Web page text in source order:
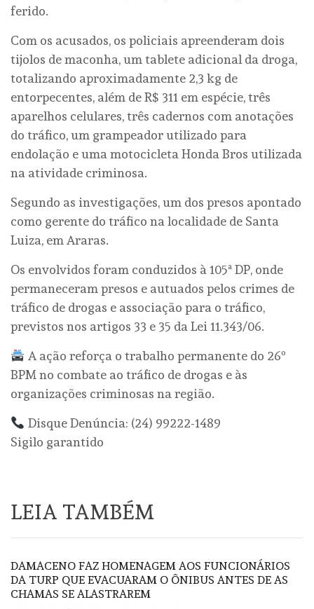
ferido.
Com os acusados, os policiais apreenderam dois
tijolos de maconha, um tablete adicional da droga,
totalizando aproximadamente 2,3 kg de
entorpecentes, além de R$ 311 em espécie, três
aparelhos celulares, três cadernos com anotações
do tráfico, um grampeador utilizado para
endolação e uma motocicleta Honda Bros utilizada
na atividade criminosa.
Segundo as investigações, um dos presos apontado
como gerente do tráfico na localidade de Santa
Luiza, em Araras.
Os envolvidos foram conduzidos à 105ª DP, onde
permaneceram presos e autuados pelos crimes de
tráfico de drogas e associação para o tráfico,
previstos nos artigos 33 e 35 da Lei 11.343/06.
A ação reforça o trabalho permanente do 26º
BPM no combate ao tráfico de drogas e às
organizações criminosas na região.
Disque Denúncia: (24) 99222-1489
Sigilo garantido
LEIA TAMBÉM
DAMACENO FAZ HOMENAGEM AOS FUNCIONÁRIOS
DA TURP QUE EVACUARAM O ÔNIBUS ANTES DE AS
CHAMAS SE ALASTRAREM